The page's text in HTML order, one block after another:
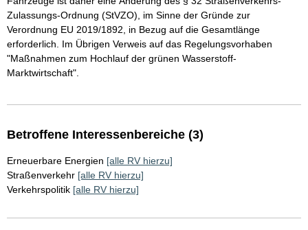
Zulassungs-Ordnung (StVZO), im Sinne der Gründe zur
Verordnung EU 2019/1892, in Bezug auf die Gesamtlänge
erforderlich. Im Übrigen Verweis auf das Regelungsvorhaben
"Maßnahmen zum Hochlauf der grünen Wasserstoff-
Marktwirtschaft".
Betroffene Interessenbereiche (3)
Erneuerbare Energien [alle RV hierzu]
Straßenverkehr [alle RV hierzu]
Verkehrspolitik [alle RV hierzu]